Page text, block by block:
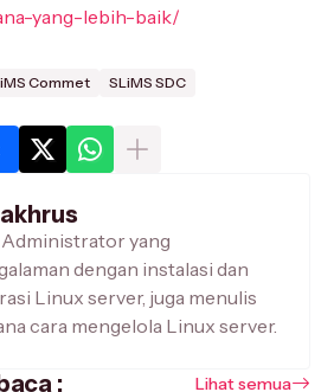
yang-lebih-baik/
Commet SLiMS SDC
yang
dengan instalasi dan
Linux server, juga menulis
cara mengelola Linux server.
: Lihat semua